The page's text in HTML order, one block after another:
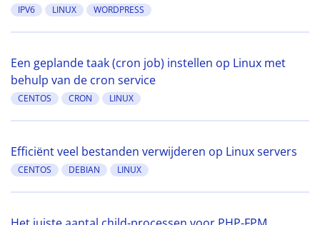
IPV6 LINUX WORDPRESS
Een geplande taak (cron job) instellen op Linux met
behulp van de cron service
CENTOS CRON LINUX
Efficiënt veel bestanden verwijderen op Linux servers
CENTOS DEBIAN LINUX